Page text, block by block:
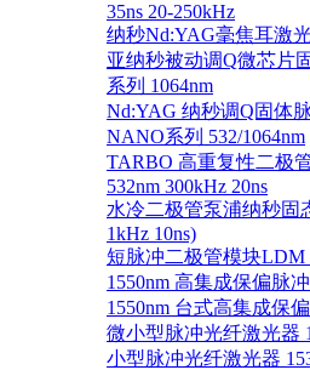
35ns 20-250kHz
纳秒Nd:YAG毫焦耳激
亚纳秒被动调Q微芯片
系列 1064nm
Nd:YAG 纳秒调Q固体
NANO系列 532/1064nm
TARBO 高重复性二极
532nm 300kHz 20ns
水冷二极管泵浦纳秒固
1kHz 10ns)
短脉冲二极管模块LDM
1550nm 高集成保偏脉
1550nm 台式高集成保
微小型脉冲光纤激光器
小型脉冲光纤激光器